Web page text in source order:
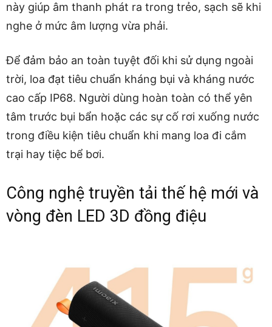
này giúp âm thanh phát ra trong trẻo, sạch sẽ khi
nghe ở mức âm lượng vừa phải.
Để đảm bảo an toàn tuyệt đối khi sử dụng ngoài
trời, loa đạt tiêu chuẩn kháng bụi và kháng nước
cao cấp IP68. Người dùng hoàn toàn có thể yên
tâm trước bụi bẩn hoặc các sự cố rơi xuống nước
trong điều kiện tiêu chuẩn khi mang loa đi cắm
trại hay tiệc bể bơi.
Công nghệ truyền tải thế hệ mới và
vòng đèn LED 3D đồng điệu